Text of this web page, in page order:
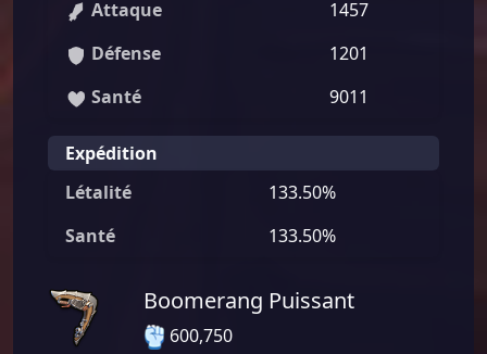
Attaque
1457
Défense
1201
Santé
9011
Expédition
Létalité
133.50%
Santé
133.50%
Boomerang Puissant
600,750